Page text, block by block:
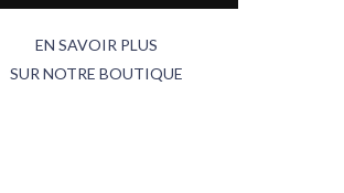
EN SAVOIR PLUS
SUR NOTRE BOUTIQUE